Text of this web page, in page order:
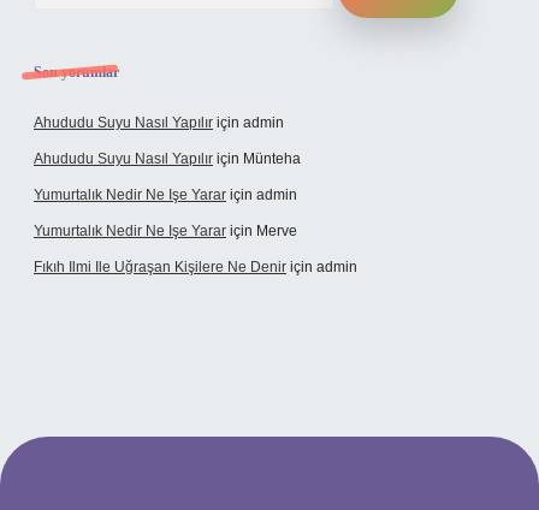
Son yorumlar
Ahududu Suyu Nasıl Yapılır için admin
Ahududu Suyu Nasıl Yapılır için Münteha
Yumurtalık Nedir Ne Işe Yarar için admin
Yumurtalık Nedir Ne Işe Yarar için Merve
Fıkıh Ilmi Ile Uğraşan Kişilere Ne Denir için admin